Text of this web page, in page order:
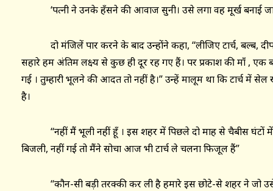
‘पत्नी ने उनके हँसने की आवाज सुनी। उसे लगा वह मूर्ख बनाई जा
दो मंजिलें पार करने के बाद उन्होंने कहा, ‘‘लीजिए टार्च, बल्ब,
सहारे हम अंतिम लक्ष्य से कुछ ही दूर रह गए हैं। पर प्रकाश की माँ , एक
गई । तुम्हारी भूलने की आदत तो नहीं है।” उन्हें मालूम था कि टार्च में सेल
है।
‘‘नहीं मैं भूली नहीं हूँ । इस शहर में पिछले दो माह से चैबीस घंटों में
बिजली, नहीं गई तो मैंने सोचा आज भी टार्च ले चलना फिजूल हैं”
‘‘कौन-सी बड़ी तरक्की कर ली है हमारे इस छोटे-से शहर ने जो उसे